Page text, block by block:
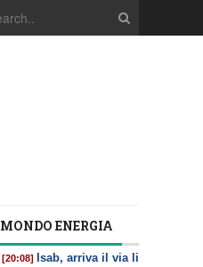
MONDO ENERGIA